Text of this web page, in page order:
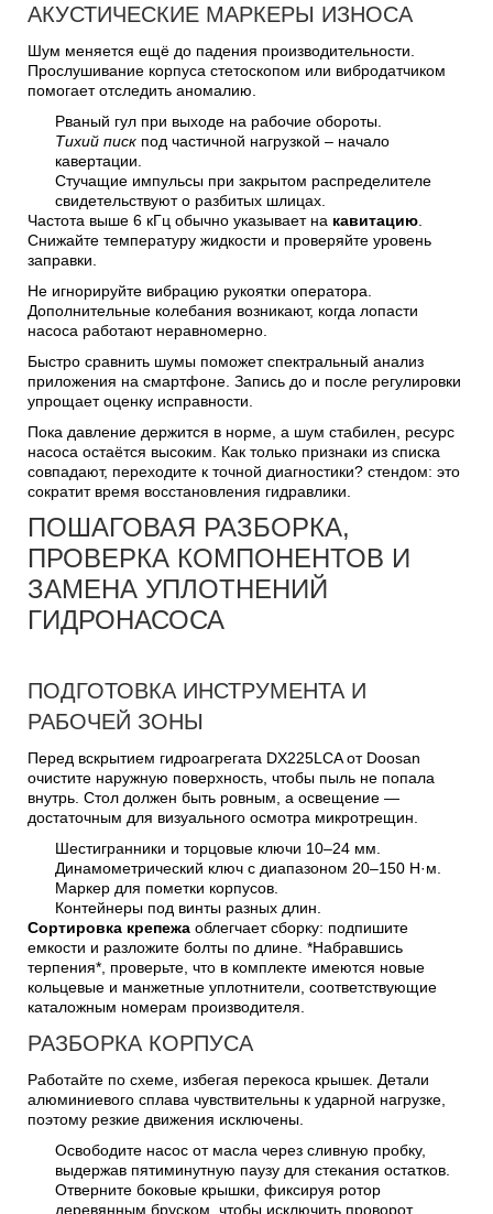
АКУСТИЧЕСКИЕ МАРКЕРЫ ИЗНОСА
Шум меняется ещё до падения производительности.
Прослушивание корпуса стетоскопом или вибродатчиком
помогает отследить аномалию.
Рваный гул при выходе на рабочие обороты.
Тихий писк под частичной нагрузкой – начало
кавертации.
Стучащие импульсы при закрытом распределителе
свидетельствуют о разбитых шлицах.
Частота выше 6 кГц обычно указывает на кавитацию
Снижайте температуру жидкости и проверяйте уровень
заправки.
Не игнорируйте вибрацию рукоятки оператора.
Дополнительные колебания возникают, когда лопасти
насоса работают неравномерно.
Быстро сравнить шумы поможет спектральный анализ
приложения на смартфоне. Запись до и после регулировки
упрощает оценку исправности.
Пока давление держится в норме, а шум стабилен, ресурс
насоса остаётся высоким. Как только признаки из списка
совпадают, переходите к точной диагностики? стендом: это
сократит время восстановления гидравлики.
ПОШАГОВАЯ РАЗБОРКА,
ПРОВЕРКА КОМПОНЕНТОВ И
ЗАМЕНА УПЛОТНЕНИЙ
ГИДРОНАСОСА
ПОДГОТОВКА ИНСТРУМЕНТА И
РАБОЧЕЙ ЗОНЫ
Перед вскрытием гидроагрегата DX225LCA от Doosan
очистите наружную поверхность, чтобы пыль не попала
внутрь. Стол должен быть ровным, а освещение —
достаточным для визуального осмотра микротрещин.
Шестигранники и торцовые ключи 10–24 мм.
Динамометрический ключ с диапазоном 20–150 Н·м.
Маркер для пометки корпусов.
Контейнеры под винты разных длин.
Сортировка крепежа облегчает сборку: подпишите
емкости и разложите болты по длине. *Набравшись
терпения*, проверьте, что в комплекте имеются новые
кольцевые и манжетные уплотнители, соответствующие
каталожным номерам производителя.
РАЗБОРКА КОРПУСА
Работайте по схеме, избегая перекоса крышек. Детали
алюминиевого сплава чувствительны к ударной нагрузке,
поэтому резкие движения исключены.
Освободите насос от масла через сливную пробку,
выдержав пятиминутную паузу для стекания остатков.
Отверните боковые крышки, фиксируя ротор
деревянным бруском, чтобы исключить проворот.